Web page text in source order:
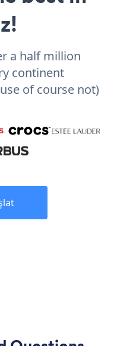
a half million
continent
of course not)